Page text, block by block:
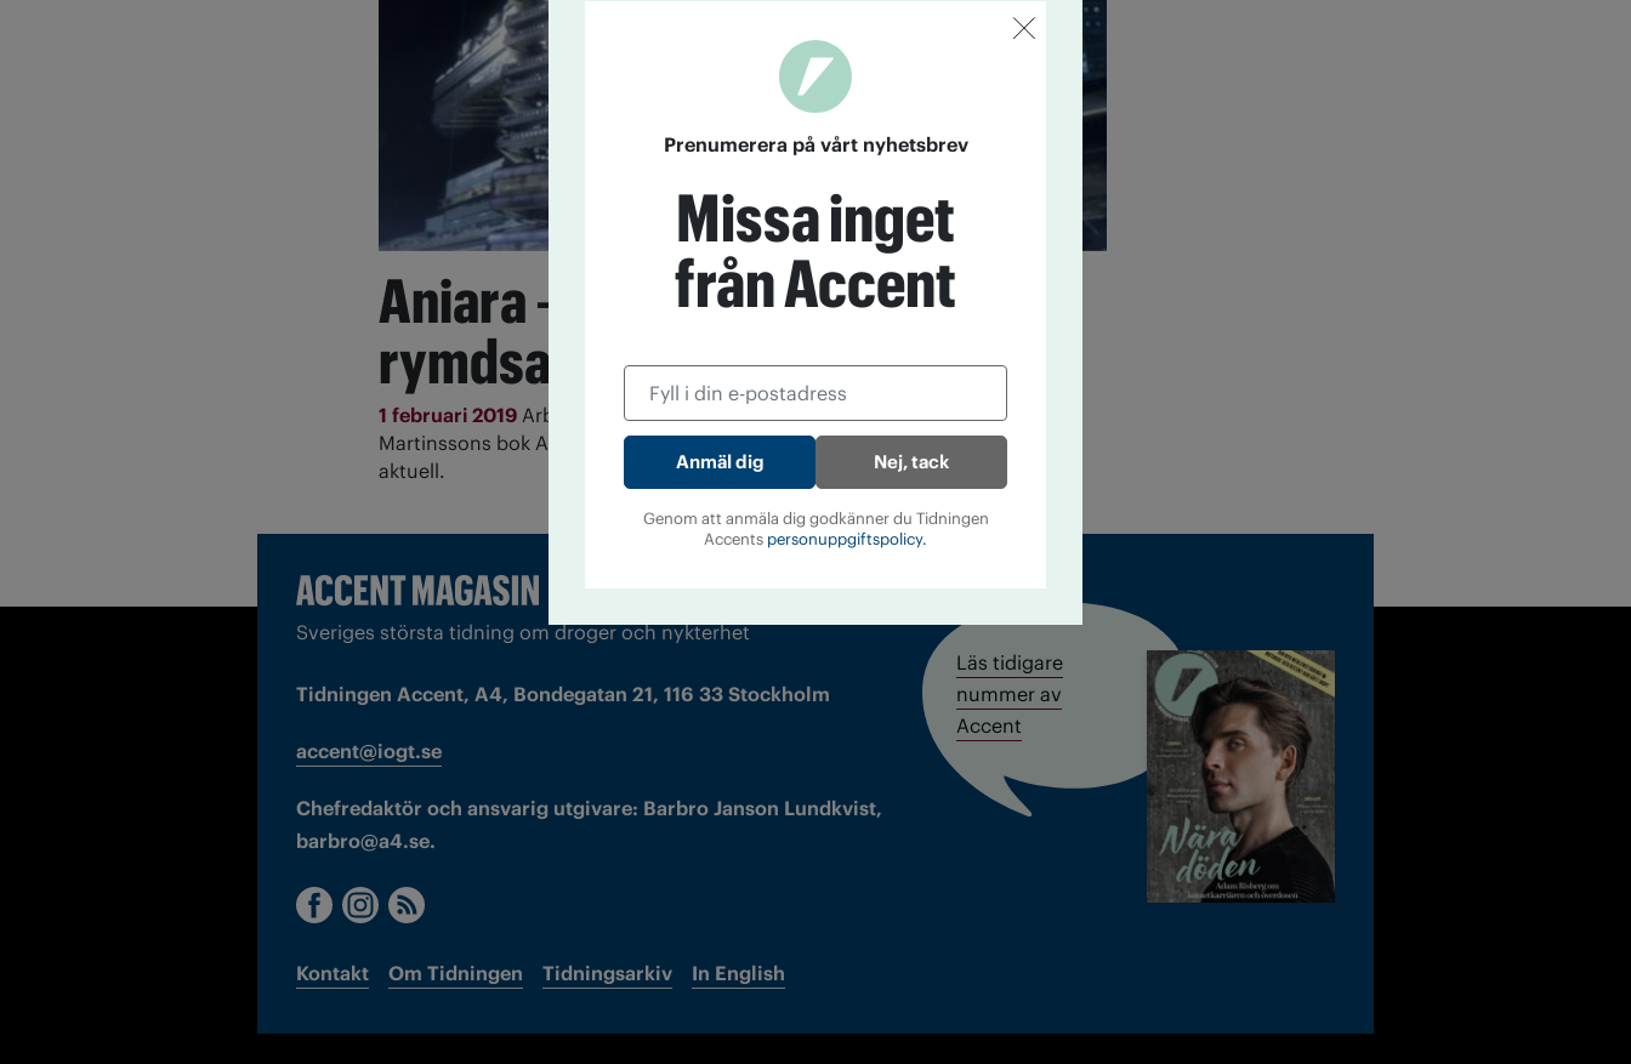
Aniara – existentiell
rymdsaga som skaver
1 februari 2019 Arbetarförfattaren och nobelpristagaren Harry
Martinssons bok Aniara har nu premiär som biofilm. Och den är kusligt
aktuell.
Sveriges största tidning om droger och nykterhet
Tidningen Accent, A4, Bondegatan 21, 116 33 Stockholm
accent@iogt.se
Chefredaktör och ansvarig utgivare: Barbro Janson Lundkvist,
barbro@a4.se.
Kontakt Om Tidningen Tidningsarkiv In English
Läs tidigare
nummer av
Accent
Prenumerera på vårt nyhetsbrev
Missa inget
från Accent
Nej, tack
Genom att anmäla dig godkänner du Tidningen
Accents personuppgiftspolicy.